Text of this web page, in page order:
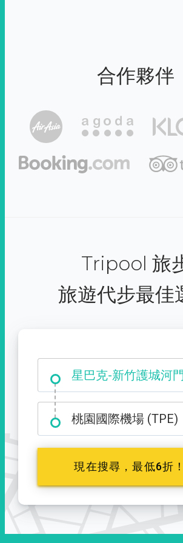
合作夥伴
Tripool 旅
旅遊代步最佳
星巴克-新竹護城河
大霸尖山登山口
桃園國際機場 (TPE)
現在搜尋，最低6折